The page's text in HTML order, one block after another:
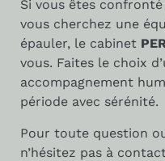
Si vous êtes
vous cherchez une
épauler, le cabinet
vous. Faites le choix
accompagnement
période avec sérénité.
Pour toute question
n’hésitez pas à